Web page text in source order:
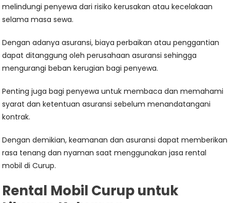
melindungi penyewa dari risiko kerusakan atau kecelakaan
selama masa sewa.
Dengan adanya asuransi, biaya perbaikan atau penggantian
dapat ditanggung oleh perusahaan asuransi sehingga
mengurangi beban kerugian bagi penyewa.
Penting juga bagi penyewa untuk membaca dan memahami
syarat dan ketentuan asuransi sebelum menandatangani
kontrak.
Dengan demikian, keamanan dan asuransi dapat memberikan
rasa tenang dan nyaman saat menggunakan jasa rental
mobil di Curup.
Rental Mobil Curup untuk